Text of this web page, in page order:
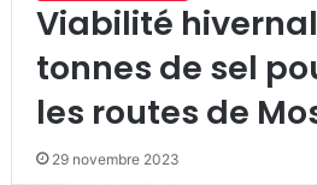
Viabilité
tonnes de sel
les routes de
29 novembre 2023